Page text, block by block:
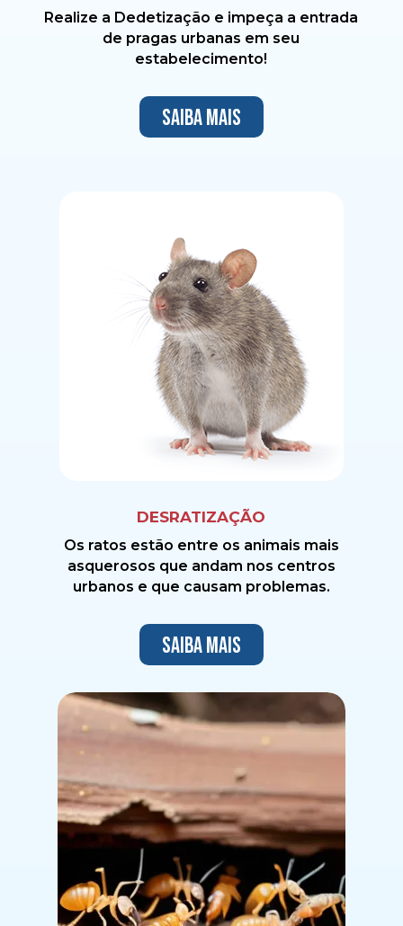
Realize a Dedetização e impeça a entrada
de pragas urbanas em seu
estabelecimento!
Saiba mais
DESRATIZAÇÃO
Os ratos estão entre os animais mais
asquerosos que andam nos centros
urbanos e que causam problemas.
Saiba mais